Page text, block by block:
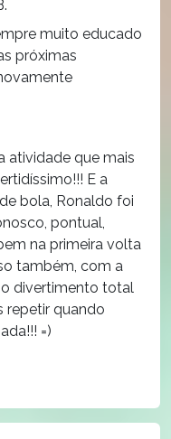
muito educado
próximas
atividade que mais
E a
bola, Ronaldo foi
pontual,
na primeira volta
também, com a
divertimento total
repetir quando
=)